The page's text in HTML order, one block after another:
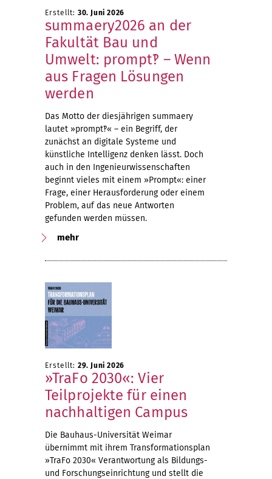
Erstellt: 30. Juni 2026
summaery2026 an der
Fakultät Bau und
Umwelt: prompt‽ – Wenn
aus Fragen Lösungen
werden
Das Motto der diesjährigen summaery
lautet »prompt‽« – ein Begriff, der
zunächst an digitale Systeme und
künstliche Intelligenz denken lässt. Doch
auch in den Ingenieurwissenschaften
beginnt vieles mit einem »Prompt«: einer
Frage, einer Herausforderung oder einem
Problem, auf das neue Antworten
gefunden werden müssen.
mehr
Erstellt: 29. Juni 2026
»TraFo 2030«: Vier
Teilprojekte für einen
nachhaltigen Campus
Die Bauhaus-Universität Weimar
übernimmt mit ihrem Transformationsplan
»TraFo 2030« Verantwortung als Bildungs-
und Forschungseinrichtung und stellt die